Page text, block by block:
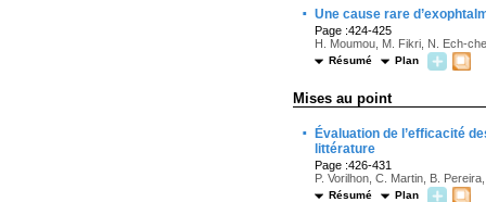
· Une cause rare
Page :424-425
H. Moumou, M. Fikri, N. Ech-
Résumé Plan
Mises au point
·
Évaluation de l’efficacité
littérature
Page :426-431
P. Vorilhon, C. Martin, B.
Résumé Plan